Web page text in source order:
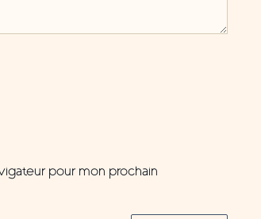
pour mon prochain